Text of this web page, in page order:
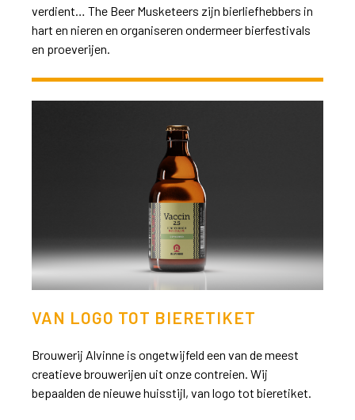
verdient… The Beer Musketeers zijn bierliefhebbers in
hart en nieren en organiseren ondermeer bierfestivals
en proeverijen.
VAN LOGO TOT BIERETIKET
Brouwerij Alvinne is ongetwijfeld een van de meest
creatieve brouwerijen uit onze contreien. Wij
bepaalden de nieuwe huisstijl, van logo tot bieretiket.